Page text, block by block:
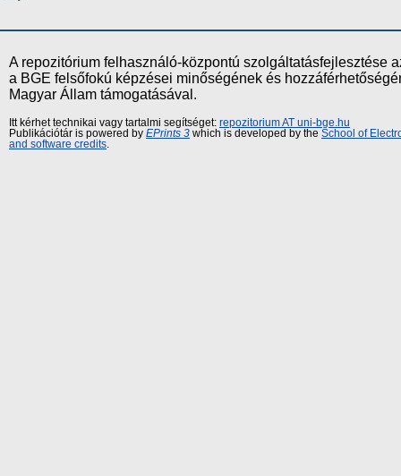
A repozitórium felhasználó-központú szolgáltatásfejlesztése
a BGE felsőfokú képzései minőségének és
Magyar Állam támogatásával.
Itt kérhet technikai vagy tartalmi segítséget: repozitorium AT uni-bge.hu
Publikációtár is powered by EPrints 3 which is developed by the School of
and software credits